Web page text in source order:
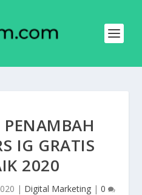
IG GRATIS
2020
| Digital Marketing| 0